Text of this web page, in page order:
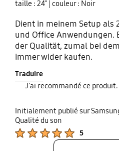
taille : 24" | couleur : Noir
Dient in meinem Setup
und Office Anwendungen.
der Qualität, zumal bei
immer wider kaufen.
Traduire
J'ai recommandé ce produit.
Initialement publié sur
Qualité du son
5